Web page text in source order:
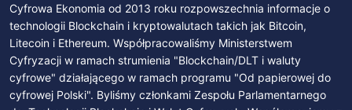
Cyfrowa Ekonomia od 2013 roku rozpowszechnia informacje o
technologii Blockchain i kryptowalutach takich jak Bitcoin,
Litecoin i Ethereum. Współpracowaliśmy Ministerstwem
Cyfryzacji w ramach strumienia "Blockchain/DLT i waluty
cyfrowe" działającego w ramach programu "Od papierowej do
cyfrowej Polski". Byliśmy członkami Zespołu Parlamentarnego